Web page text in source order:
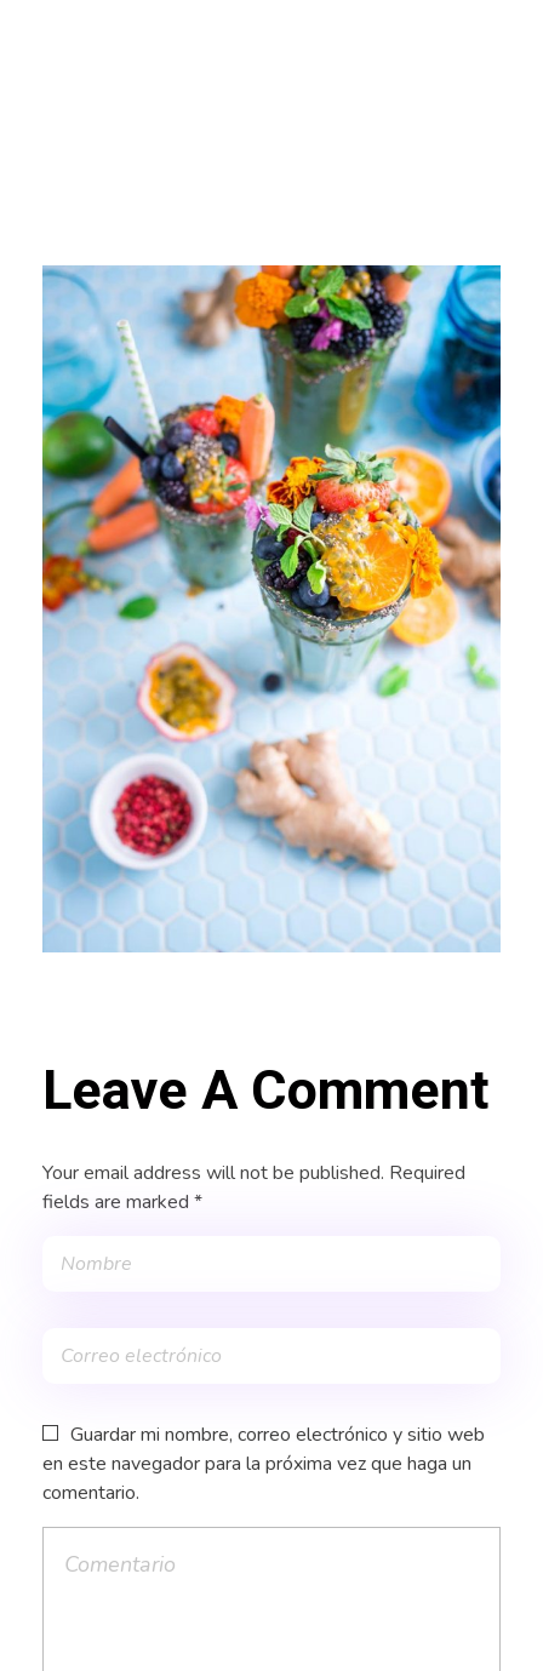
Leave A Comment
Your email address will not be published. Required
fields are marked *
Guardar mi nombre, correo electrónico y sitio web
en este navegador para la próxima vez que haga un
comentario.